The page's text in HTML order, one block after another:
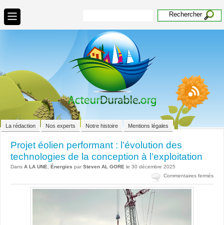
La rédaction Nos experts Notre histoire Mentions légales
Projet éolien performant : l’évolution des
technologies de la conception à l’exploitation
Dans A LA UNE Énergies par Steven AL GORE le 30 décembre 2025
Commentaires ferméssur